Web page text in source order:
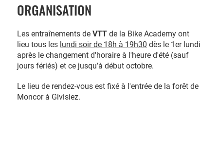
ORGANISATION
Les entraînements de VTT de la Bike Academy ont
lieu tous les lundi soir de 18h à 19h30 dès le 1er lundi
après le changement d'horaire à l'heure d'été (sauf
jours fériés) et ce jusqu’à début octobre.
Le lieu de rendez-vous est fixé à l'entrée de la forêt de
Moncor à Givisiez.